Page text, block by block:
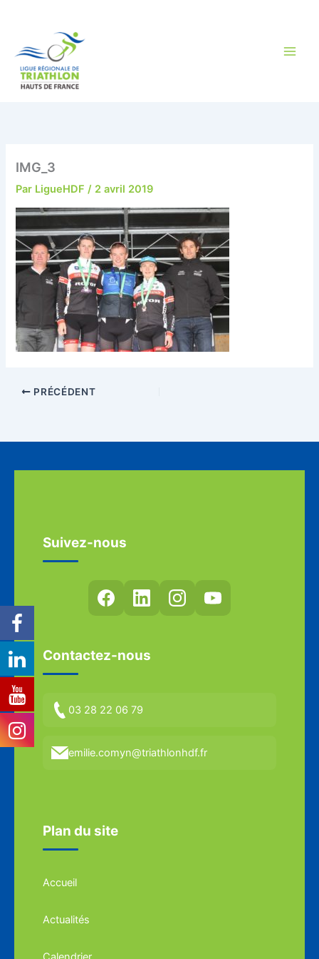
IMG_3
Par LigueHDF/ 2 avril 2019
PRÉCÉDENT
Suivez-nous
Contactez-nous
03 28 22 06 79
emilie.comyn@triathlonhdf.fr
Plan du site
Accueil
Actualités